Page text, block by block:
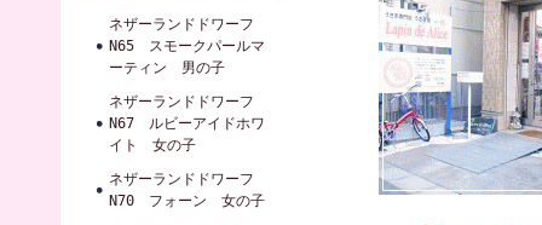
ネザーランドドワーフ
N65 スモークパールマ
ーティン 男の子
ネザーランドドワーフ
N67 ルビーアイドホワ
イト 女の子
ネザーランドドワーフ
N70 フォーン 女の子